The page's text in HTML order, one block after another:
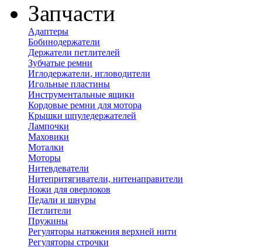
Запчасти
Адаптеры
Бобинодержатели
Держатели петлителей
Зубчатые ремни
Иглодержатели, игловодители
Игольные пластины
Инструментальные ящики
Кордовые ремни для мотора
Крышки шпуледержателей
Лампочки
Маховики
Моталки
Моторы
Нитевдеватели
Нитепритягиватели, нитенаправители
Ножи для оверлоков
Педали и шнуры
Петлители
Пружины
Регуляторы натяжения верхней нити
Регуляторы строчки